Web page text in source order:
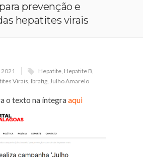
prevenção e
hepatites virais
2021 Hepatite, Hepatite B,
Virais, Ibrafig, Julho Amarelo
o texto na íntegraaqui